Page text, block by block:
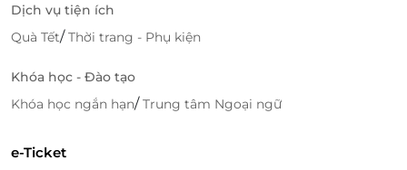
Dịch vụ tiện ích
Quà Tết/Thời trang - Phụ kiện
Khóa học - Đào tạo
Khóa học ngắn hạn/Trung tâm Ngoại ngữ
e-Ticket